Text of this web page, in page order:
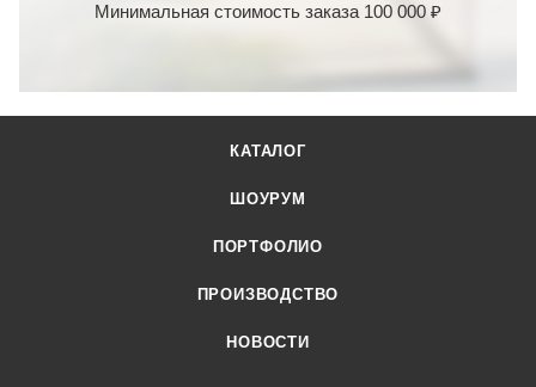
Минимальная стоимость заказа 100 000 ₽
КАТАЛОГ
ШОУРУМ
ПОРТФОЛИО
ПРОИЗВОДСТВО
НОВОСТИ